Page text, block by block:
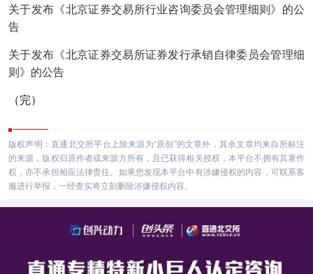
关于发布《北京证券交易所行业咨询委员会管理细则》的公
告
关于发布《北京证券交易所证券发行承销自律委员会管理细
则》的公告
（完）
版权声明：直通北交所平台上除来源为“原创”的文章外，其余文章均来自所标注
的来源，版权归原作者或来源方所有，且已获得相关授权，本平台不拥有其著作
权，亦不承担相应法律责任。如果您发现本平台中有涉嫌侵权的内容，可联系客
服进行举报，一经查实将立刻删除涉嫌侵权内容。